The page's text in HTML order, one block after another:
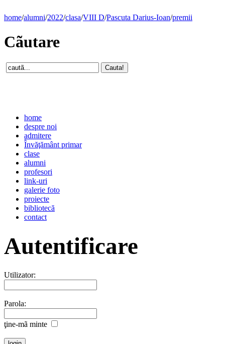
home/alumni/2022/clasa/VIII D/Pascuta Darius-Ioan/premii
Cãutare
home
despre noi
admitere
Învăţământ primar
clase
alumni
profesori
link-uri
galerie foto
proiecte
bibliotecă
contact
Autentificare
Utilizator:
Parola:
ţine-mã minte